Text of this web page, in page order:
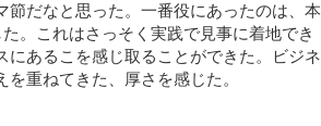
だなと思った。一番役にあったのは、本
。これはさっそく実践で見事に着地でき
あるこを感じ取ることができた。ビジネ
重ねてきた、厚さを感じた。